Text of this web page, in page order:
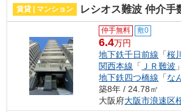
賃貸 | マンション レシオス難波 仲介手
仲手無料 敷0
6.4万円
地下鉄千日前線 「桜川
関西本線 「 ＪＲ難波
地下鉄四つ橋線 「な
築8年 / 24.78㎡
大阪府大阪市浪速区